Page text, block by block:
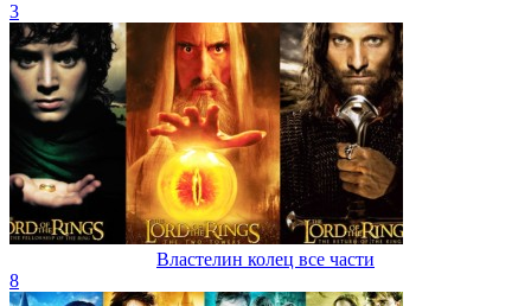
3
Властелин колец все части
8